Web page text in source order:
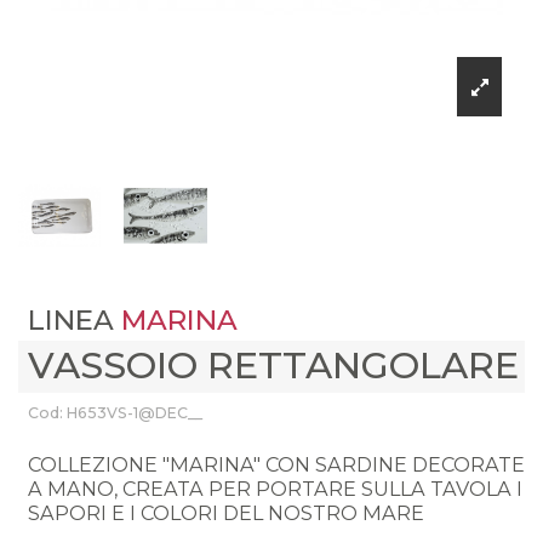
LINEA MARINA
VASSOIO RETTANGOLARE
Cod: H653VS-1@DEC__
COLLEZIONE "MARINA" CON SARDINE DECORATE
A MANO, CREATA PER PORTARE SULLA TAVOLA I
SAPORI E I COLORI DEL NOSTRO MARE